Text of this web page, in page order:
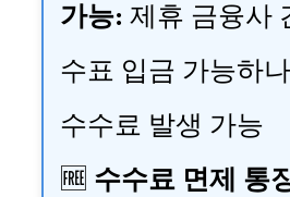
가능: 제휴 금융사
수표 입금 가능하나
수수료 발생 가능
🆓 수수료 면제 통